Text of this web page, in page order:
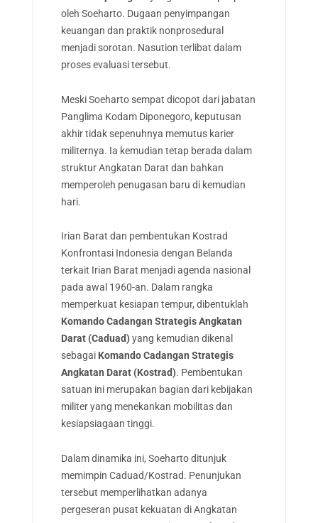
oleh Soeharto. Dugaan penyimpangan
keuangan dan praktik nonprosedural
menjadi sorotan. Nasution terlibat dalam
proses evaluasi tersebut.
Meski Soeharto sempat dicopot dari jabatan
Panglima Kodam Diponegoro, keputusan
akhir tidak sepenuhnya memutus karier
militernya. Ia kemudian tetap berada dalam
struktur Angkatan Darat dan bahkan
memperoleh penugasan baru di kemudian
hari.
Irian Barat dan pembentukan Kostrad
Konfrontasi Indonesia dengan Belanda
terkait Irian Barat menjadi agenda nasional
pada awal 1960-an. Dalam rangka
memperkuat kesiapan tempur, dibentuklah
Komando Cadangan Strategis Angkatan
Darat (Caduad) yang kemudian dikenal
sebagai Komando Cadangan Strategis
Angkatan Darat (Kostrad). Pembentukan
satuan ini merupakan bagian dari kebijakan
militer yang menekankan mobilitas dan
kesiapsiagaan tinggi.
Dalam dinamika ini, Soeharto ditunjuk
memimpin Caduad/Kostrad. Penunjukan
tersebut memperlihatkan adanya
pergeseran pusat kekuatan di Angkatan